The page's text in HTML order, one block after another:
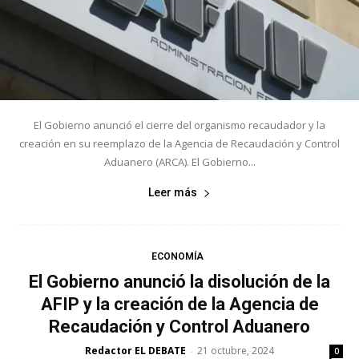
El Gobierno anunció el cierre del organismo recaudador y la
creación en su reemplazo de la Agencia de Recaudación y Control
Aduanero (ARCA). El Gobierno...
Leer más
ECONOMÍA
El Gobierno anunció la disolución de la
AFIP y la creación de la Agencia de
Recaudación y Control Aduanero
Redactor EL DEBATE - 21 octubre, 2024 0